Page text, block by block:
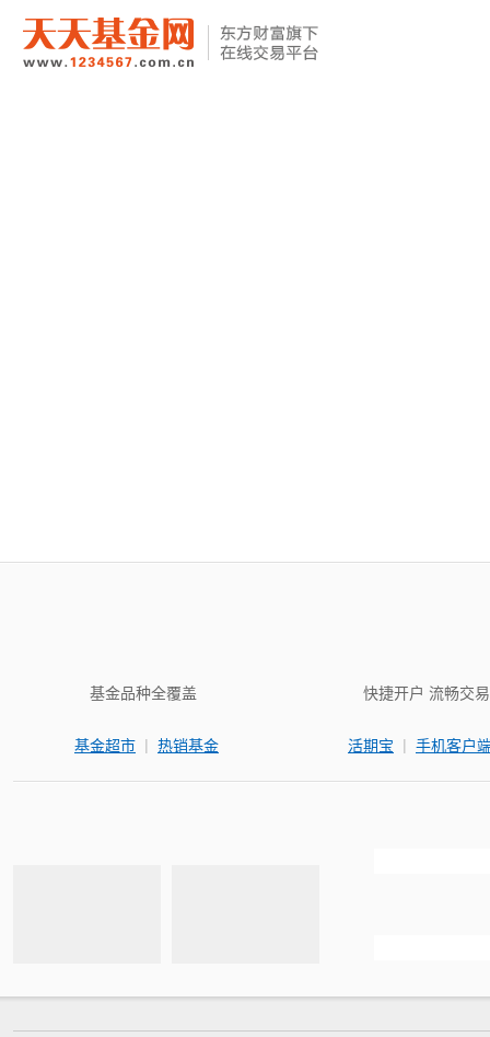
基金品种全覆盖
基金超市 | 热销基金
快捷开户 流畅交易
活期宝 | 手机客户